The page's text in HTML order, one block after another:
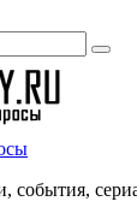
события,